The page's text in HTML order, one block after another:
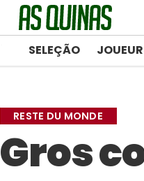
SELEÇÃO
RESTE DU MONDE
Gros